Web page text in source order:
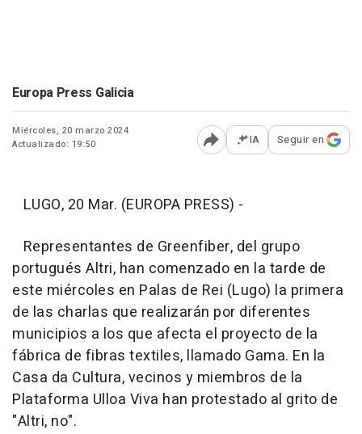
Europa Press Galicia
Miércoles, 20 marzo 2024
Actualizado: 19:50
Abrir opciones para
IA Seguir en
LUGO, 20 Mar. (EUROPA PRESS) -
Representantes de Greenfiber, del grupo
portugués Altri, han comenzado en la tarde de
este miércoles en Palas de Rei (Lugo) la primera
de las charlas que realizarán por diferentes
municipios a los que afecta el proyecto de la
fábrica de fibras textiles, llamado Gama. En la
Casa da Cultura, vecinos y miembros de la
Plataforma Ulloa Viva han protestado al grito de
"Altri, no".